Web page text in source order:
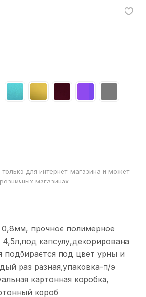
только для интернет-магазина и может
магазинах
прочное полимерное
капсулу,декорирована
подбирается под цвет урны и
раз разная,упаковка-п/э
картонная коробка,
короб